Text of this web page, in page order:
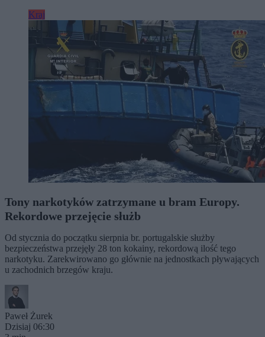
Kraj
Tony narkotyków zatrzymane u bram Europy.
Rekordowe przejęcie służb
Od stycznia do początku sierpnia br. portugalskie służby
bezpieczeństwa przejęły 28 ton kokainy, rekordową ilość tego
narkotyku. Zarekwirowano go głównie na jednostkach pływających
u zachodnich brzegów kraju.
Paweł Żurek
Dzisiaj 06:30